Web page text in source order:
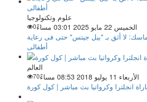
علوم وتكنولوجيا
الخميس 22 مايو 2025 03:01 مساءً
0
ماسك: لا أثق بـ "بيل جيتس" حتى فى رعاية
أطفالى
العالم
الأربعاء 11 يوليو 2018 08:53 مساءً
70
انجلترا وكرواتيا بث مباشر | كول كورة